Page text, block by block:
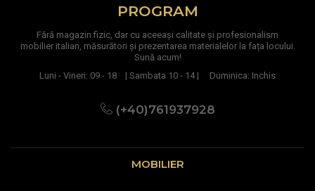
PROGRAM
Fără magazin fizic, dar cu aceeași calitate și profesionalism
mobilier italian, măsurători și prezentarea materialelor la fața locului.
Sună acum!
Luni - Vineri: 09 - 18 | Sambata 10 - 14 | Duminica: Inchis
(+40)761937928
MOBILIER